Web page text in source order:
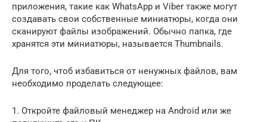
приложения, такие как WhatsApp и Viber также могут
создавать свои собственные миниатюры, когда они
сканируют файлы изображений. Обычно папка, где
хранятся эти миниатюры, называется Thumbnails.
Для того, чтоб избавиться от ненужных файлов, вам
необходимо проделать следующее:
1. Откройте файловый менеджер на Android или же